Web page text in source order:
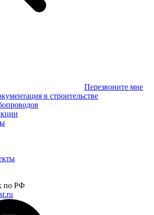
Перезвоните мне
в строительстве
по РФ